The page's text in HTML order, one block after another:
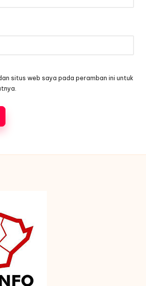
situs web saya pada peramban ini untuk